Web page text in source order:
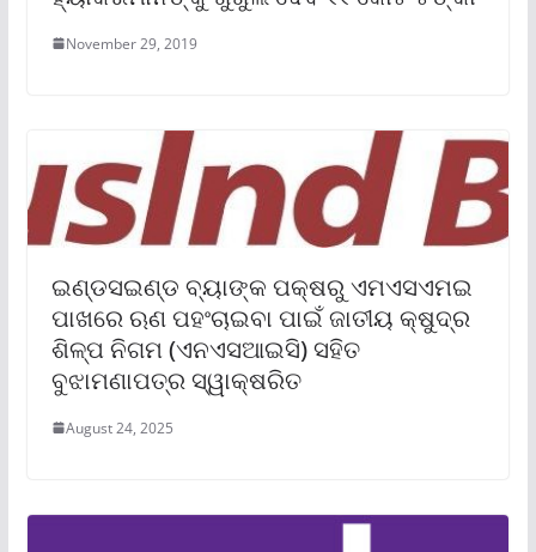
November 29, 2019
ଇଣ୍ଡସଇଣ୍ଡ ବ୍ୟାଙ୍କ ପକ୍ଷରୁ ଏମଏସଏମଇ
ପାଖରେ ଋଣ ପହଂଚାଇବା ପାଇଁ ଜାତୀୟ କ୍ଷୁଦ୍ର
ଶିଳ୍ପ ନିଗମ (ଏନଏସଆଇସି) ସହିତ
ବୁଝାମଣାପତ୍ର ସ୍ୱାକ୍ଷରିତ
August 24, 2025